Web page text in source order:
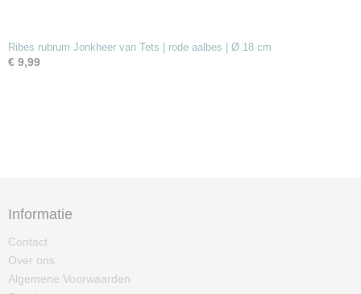
Ribes rubrum Jonkheer van Tets | rode aalbes | Ø 18 cm
€ 9,99
Informatie
Contact
Over ons
Algemene Voorwaarden